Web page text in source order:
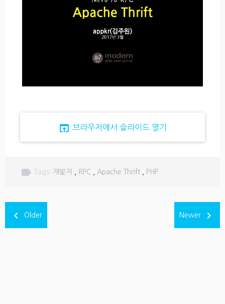
open_in_browser 브라우저에서 슬라이드 열기
label Tags: 개발자 RPC Apache Thrift PHP
navigate_before Older Newer navigate_next